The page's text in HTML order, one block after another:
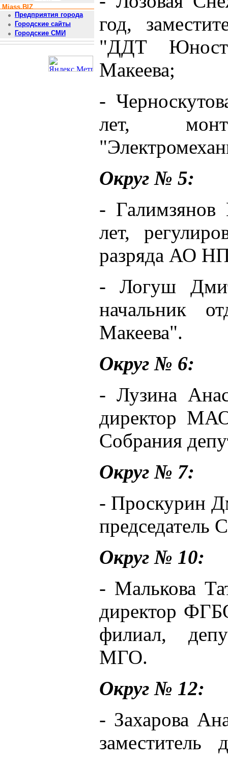
Miass.BIZ
Предприятия города
Городские сайты
Городские СМИ
год,
"ДДТ
Макеева;
-
лет,
Округ № 5:
-
лет,
разряда АО
- Логуш
Макеева".
Округ № 6:
- Лузина
директор
Собрания
Округ № 7:
- Проскурин
председатель
Округ № 10:
- Малькова
директор
филиал,
МГО.
Округ № 12:
- Захарова
заместитель